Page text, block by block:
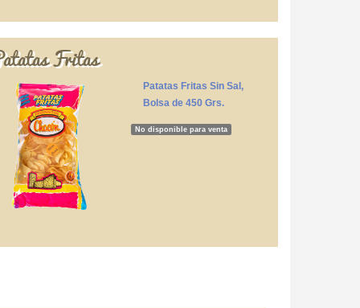
Fritas
Patatas Fritas Sin Sal,
Bolsa de 450 Grs.
No disponible para venta